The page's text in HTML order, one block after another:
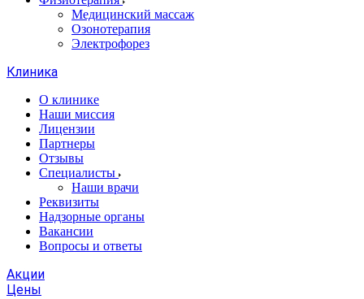
Медицинский массаж
Озонотерапия
Электрофорез
Клиника
О клинике
Наши миссия
Лицензии
Партнеры
Отзывы
Специалисты
Наши врачи
Реквизиты
Надзорные органы
Вакансии
Вопросы и ответы
Акции
Цены